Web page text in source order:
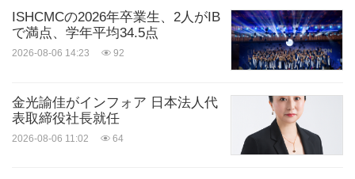
ISHCMCの2026年卒業生、2人がIB
で満点、学年平均34.5点
2026-08-06 14:23 92
金光諭佳がインフォア 日本法人代
表取締役社長就任
2026-08-06 11:02 64